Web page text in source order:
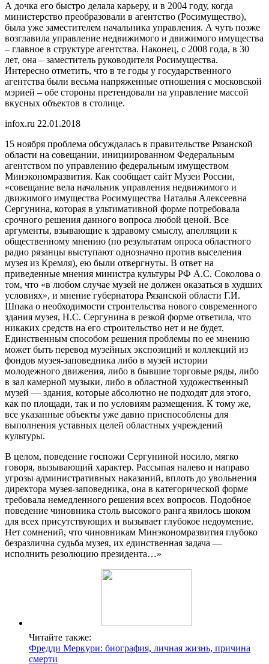
А дочка его быстро делала карьеру, и в 2004 году, когда
министерство преобразовали в агентство (Росимущество),
была уже заместителем начальника управления. А чуть позже
возглавила управление недвижимого и движимого имущества
– главное в структуре агентства. Наконец, с 2008 года, в 30
лет, она – заместитель руководителя Росимущества.
Интересно отметить, что в те годы у государственного
агентства были весьма напряженные отношения с московской
мэрией – обе стороны претендовали на управление массой
вкусных объектов в столице.
infox.ru 22.01.2018
15 ноября проблема обсуждалась в правительстве Рязанской
области на совещании, инициированном Федеральным
агентством по управлению федеральным имуществом
Минэкономразвития. Как сообщает сайт Музеи России,
«совещание вела начальник управления недвижимого и
движимого имущества Росимущества Наталья Алексеевна
Сергунина, которая в ультимативной форме потребовала
срочного решения данного вопроса любой ценой. Все
аргументы, взывающие к здравому смыслу, апелляции к
общественному мнению (по результатам опроса областного
радио рязанцы выступают однозначно против выселения
музея из Кремля), ею были отвергнуты. В ответ на
приведенные мнения министра культуры РФ А.С. Соколова о
том, что «в любом случае музей не должен оказаться в худших
условиях», и мнение губернатора Рязанской области Г.И.
Шпака о необходимости строительства нового современного
здания музея, Н.С. Сергунина в резкой форме ответила, что
никаких средств на его строительство нет и не будет.
Единственным способом решения проблемы по ее мнению
может быть перевод музейных экспозиций и коллекций из
фондов музея-заповедника либо в музей истории
молодежного движения, либо в бывшие торговые ряды, либо
в зал камерной музыки, либо в областной художественный
музей — здания, которые абсолютно не подходят для этого,
как по площади, так и по условиям размещения. К тому же,
все указанные объекты уже давно приспособлены для
выполнения уставных целей областных учреждений
культуры.
В целом, поведение госпожи Сергуниной носило, мягко
говоря, вызывающий характер. Рассыпая налево и направо
угрозы административных наказаний, вплоть до увольнения
директора музея-заповедника, она в категорической форме
требовала немедленного решения всех вопросов. Подобное
поведение чиновника столь высокого ранга явилось шоком
для всех присутствующих и вызывает глубокое недоумение.
Нет сомнений, что чиновникам Минэкономразвития глубоко
безразлична судьба музея, их единственная задача —
исполнить резолюцию президента…»
Читайте также:
Фредди Меркури: биография, личная жизнь, причина
смерти